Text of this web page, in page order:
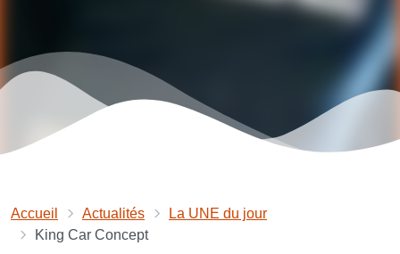
Accueil Actualités
La UNE du jour
King Car Concept